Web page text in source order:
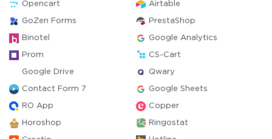
Opencart Airtable
GoZen Forms PrestaShop
Binotel Google Analytics
Prom CS-Cart
Google Drive Qwary
Contact Form 7 Google Sheets
RO App Copper
Horoshop Ringostat